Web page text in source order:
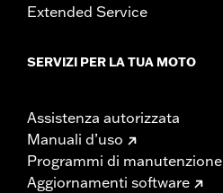
Extended Service
SERVIZI PER LA TUA MOTO
Assistenza autorizzata
Manuali d’uso
Programmi di manutenzione
Aggiornamenti software